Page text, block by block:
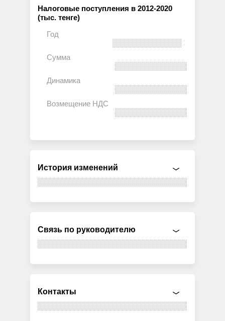
Налоговые поступления в 2012-2020
(тыс. тенге)
История изменений
Связь по руководителю
Контакты